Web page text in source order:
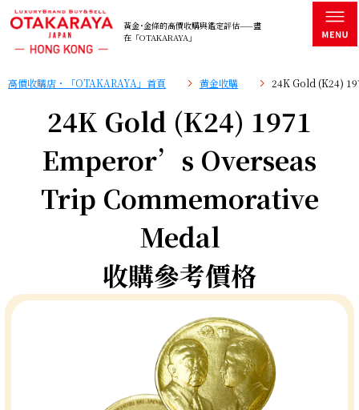
黃金･金條的高價收購與鑑定評估——盡
在「OTAKARAYA」
高價收購店・「OTAKARAYA」首頁 黄金收購 24K Gold (K24)
24K Gold (K24) 1971
Emperor’s Overseas
Trip Commemorative
Medal
收購參考價格